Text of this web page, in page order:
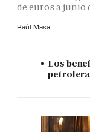
de euros a junio
Raúl Masa
Los